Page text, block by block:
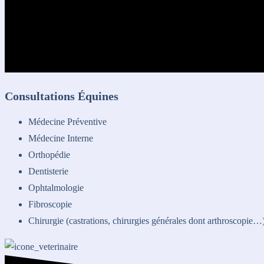
Consultations Équines
Médecine Préventive
Médecine Interne
Orthopédie
Dentisterie
Ophtalmologie
Fibroscopie
Chirurgie (castrations, chirurgies générales dont